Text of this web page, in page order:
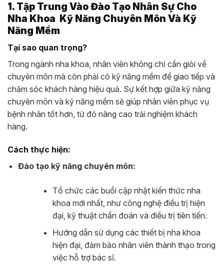
1. Tập Trung Vào Đào Tạo Nhân Sự Cho
Nha Khoa Kỹ Năng Chuyên Môn Và Kỹ
Năng Mềm
Tại sao quan trọng?
Trong ngành nha khoa, nhân viên không chỉ cần giỏi về
chuyên môn mà còn phải có kỹ năng mềm để giao tiếp và
chăm sóc khách hàng hiệu quả. Sự kết hợp giữa kỹ năng
chuyên môn và kỹ năng mềm sẽ giúp nhân viên phục vụ
bệnh nhân tốt hơn, từ đó nâng cao trải nghiệm khách
hàng.
Cách thực hiện:
Đào tạo kỹ năng chuyên môn:
Tổ chức các buổi cập nhật kiến thức nha
khoa mới nhất, như công nghệ điều trị hiện
đại, kỹ thuật chẩn đoán và điều trị tiên tiến.
Hướng dẫn sử dụng các thiết bị nha khoa
hiện đại, đảm bảo nhân viên thành thạo trong
việc hỗ trợ bác sĩ.